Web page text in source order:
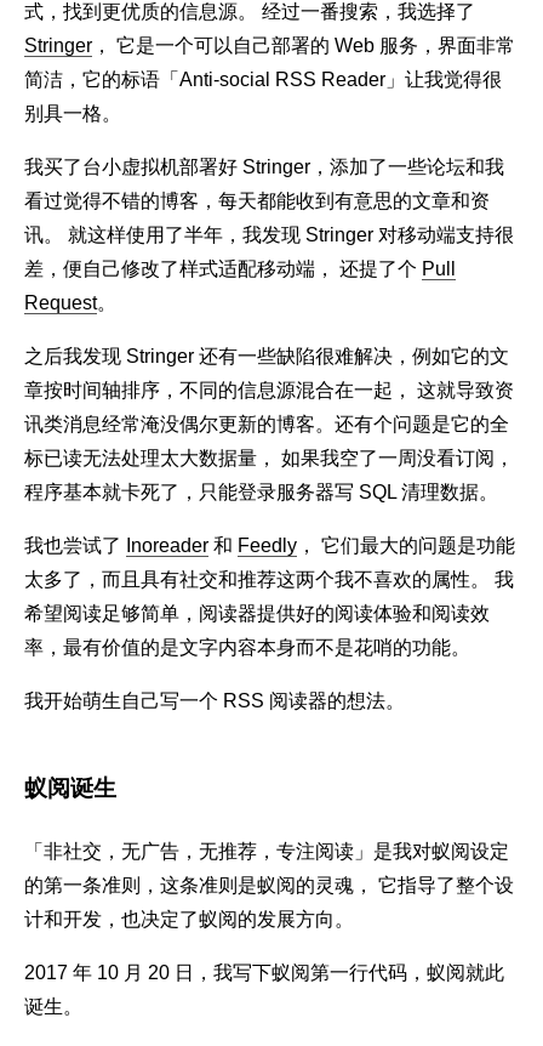
式，找到更优质的信息源。 经过一番搜索，我选择了
Stringer ， 它是一个可以自己部署的 Web 服务，界面非常
简洁，它的标语「Anti-social RSS Reader」让我觉得很
别具一格。
我买了台小虚拟机部署好 Stringer，添加了一些论坛和我
看过觉得不错的博客，每天都能收到有意思的文章和资
讯。 就这样使用了半年，我发现 Stringer 对移动端支持很
差，便自己修改了样式适配移动端， 还提了个 Pull
Request。
之后我发现 Stringer 还有一些缺陷很难解决，例如它的文
章按时间轴排序，不同的信息源混合在一起， 这就导致资
讯类消息经常淹没偶尔更新的博客。还有个问题是它的全
标已读无法处理太大数据量， 如果我空了一周没看订阅，
程序基本就卡死了，只能登录服务器写 SQL 清理数据。
我也尝试了 Inoreader 和 Feedly ， 它们最大的问题是功能
太多了，而且具有社交和推荐这两个我不喜欢的属性。 我
希望阅读足够简单，阅读器提供好的阅读体验和阅读效
率，最有价值的是文字内容本身而不是花哨的功能。
我开始萌生自己写一个 RSS 阅读器的想法。
蚁阅诞生
「非社交，无广告，无推荐，专注阅读」是我对蚁阅设定
的第一条准则，这条准则是蚁阅的灵魂， 它指导了整个设
计和开发，也决定了蚁阅的发展方向。
2017 年 10 月 20 日，我写下蚁阅第一行代码，蚁阅就此
诞生。